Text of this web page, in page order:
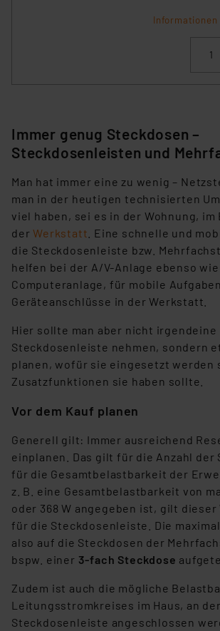
Datenschutz nach EU-Standards
Überwachungsprogrammen
Unsere Kooperation mit diesen
sich auf die
Europäischen Kommission sowie einer
Beurteilung der mit der
insbesondere der Art der übermittelten
verbundenen Risiken.“
Impressum|Datenschutzerklärung
Informationen
Immer genug Steckdosen –
Steckdosenleisten und
Man hat immer eine zu wenig –
man in der heutigen technisierten
viel haben, sei es in der Wohnung, im
derWerkstatt . Eine schnelle und
die Steckdosenleiste bzw.
helfen bei der A/V-Anlage ebenso
Computeranlage, für mobile
Geräteanschlüsse in der Werkstatt.
Hier sollte man aber nicht irgendeine
Steckdosenleiste nehmen, sondern
planen, wofür sie eingesetzt werden
Zusatzfunktionen sie haben sollte.
Vor dem Kauf planen
Generell gilt: Immer ausreichend
einplanen. Das gilt für die Anzahl der
für die Gesamtbelastbarkeit der
z. B. eine Gesamtbelastbarkeit von
oder 368 W angegeben ist, gilt
für die Steckdosenleiste. Die
also auf die Steckdosen der
bspw. einer 3-fach Steckdose
Zudem ist auch die mögliche
Leitungsstromkreises im Haus, an
Steckdosenleiste angeschlossen